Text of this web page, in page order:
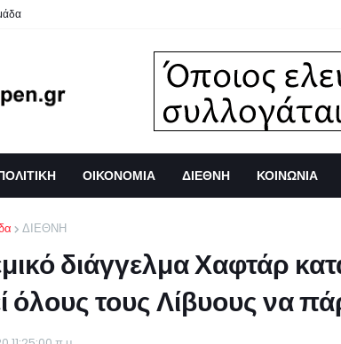
ΟΙΚΟΝΟΜΙΑ ΔΙΕΘΝΗ ΚΟΙΝΩΝΙΑ
ΔΙΕΘΝΗ
διάγγελμα Χαφτάρ
όλους τους Λίβυους να